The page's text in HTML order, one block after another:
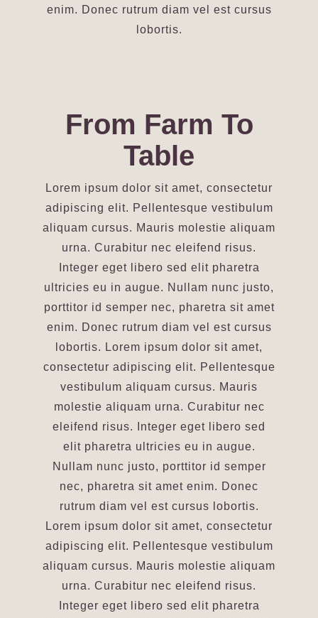
enim. Donec rutrum diam vel est cursus
lobortis.
From Farm To
Table
Lorem ipsum dolor sit amet, consectetur
adipiscing elit. Pellentesque vestibulum
aliquam cursus. Mauris molestie aliquam
urna. Curabitur nec eleifend risus.
Integer eget libero sed elit pharetra
ultricies eu in augue. Nullam nunc justo,
porttitor id semper nec, pharetra sit amet
enim. Donec rutrum diam vel est cursus
lobortis. Lorem ipsum dolor sit amet,
consectetur adipiscing elit. Pellentesque
vestibulum aliquam cursus. Mauris
molestie aliquam urna. Curabitur nec
eleifend risus. Integer eget libero sed
elit pharetra ultricies eu in augue.
Nullam nunc justo, porttitor id semper
nec, pharetra sit amet enim. Donec
rutrum diam vel est cursus lobortis.
Lorem ipsum dolor sit amet, consectetur
adipiscing elit. Pellentesque vestibulum
aliquam cursus. Mauris molestie aliquam
urna. Curabitur nec eleifend risus.
Integer eget libero sed elit pharetra